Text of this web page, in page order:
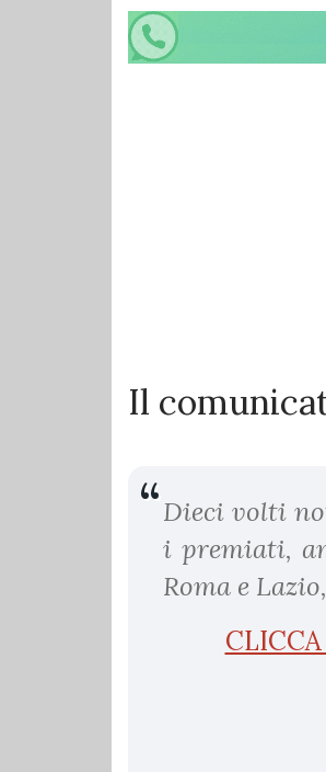
Il
Dieci volti
i premiati,
Roma e